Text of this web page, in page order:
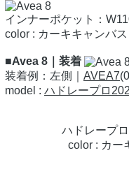
インナーポケット：
color : カーキキャンバ
■Avea 8｜装着
装着例：左側｜ AVEA7
model : ハドレープロ
ハドレープ
color : カー